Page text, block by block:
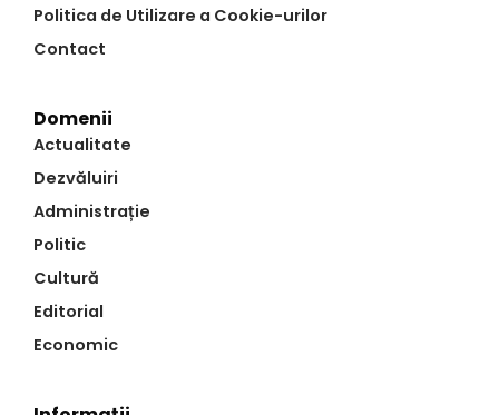
Politica de Utilizare a Cookie-urilor
Contact
Domenii
Actualitate
Dezvăluiri
Administrație
Politic
Cultură
Editorial
Economic